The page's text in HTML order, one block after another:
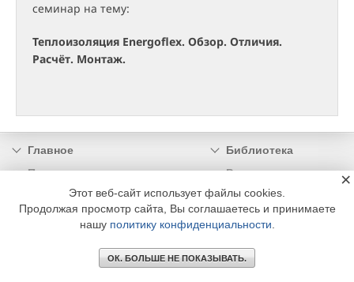
семинар на тему:
Теплоизоляция Energoflex. Обзор. Отличия.
Расчёт. Монтаж.
Главное
Библиотека
Подписка
Реклама
Информация
© 2002 - 2026 OOO Издательский дом «МЕДИА ТЕХНОЛОДЖИ» +7 (495) 665-00-
Этот веб-сайт использует файлы cookies.
Продолжая просмотр сайта, Вы соглашаетесь и принимаете
нашу политику конфиденциальности
ОК. БОЛЬШЕ НЕ ПОКАЗЫВАТЬ.
×